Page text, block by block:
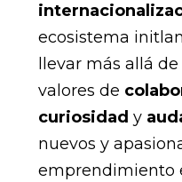
ecosistema
llevar más allá
valores de
curiosidad y
nuevos y
emprendimiento